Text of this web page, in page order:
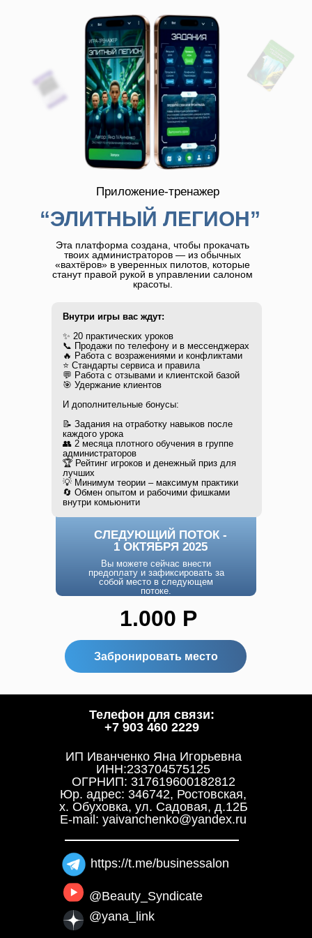
“ЭЛИТНЫЙ ЛЕГИОН”
СЛЕДУЮЩИЙ ПОТОК -
1 ОКТЯБРЯ 2025
1.000 Р
Приложение-тренажер
Эта платформа создана, чтобы прокачать
твоих администраторов — из обычных
«вахтёров» в уверенных пилотов, которые
станут правой рукой в управлении салоном
красоты.
Внутри игры вас ждут:
✨ 20 практических уроков
📞 Продажи по телефону и в мессенджерах
🔥 Работа с возражениями и конфликтами
⭐️ Стандарты сервиса и правила
💬 Работа с отзывами и клиентской базой
🎯 Удержание клиентов
И дополнительные бонусы:
📝 Задания на отработку навыков после
каждого урока
👥 2 месяца плотного обучения в группе
администраторов
🏆 Рейтинг игроков и денежный приз для
лучших
💡 Минимум теории – максимум практики
🔄 Обмен опытом и рабочими фишками
внутри комьюнити
Вы можете сейчас внести
предоплату и зафиксировать за
собой место в следующем
потоке.
Забронировать место
Телефон для связи:
+7 903 460 2229
ИП Иванченко Яна Игорьевна
ИНН:233704575125
ОГРНИП: 317619600182812
Юр. адрес: 346742, Ростовская,
х. Обуховка, ул. Садовая, д.12Б
E-mail: yaivanchenko@yandex.ru
@yana_link
@Beauty_Syndicate
https://t.me/businessalon